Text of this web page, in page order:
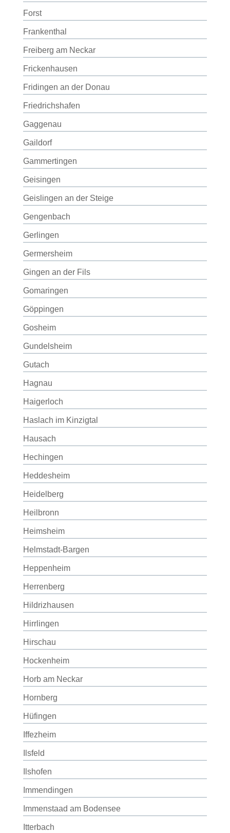
Forst
Frankenthal
Freiberg am Neckar
Frickenhausen
Fridingen an der Donau
Friedrichshafen
Gaggenau
Gaildorf
Gammertingen
Geisingen
Geislingen an der Steige
Gengenbach
Gerlingen
Germersheim
Gingen an der Fils
Gomaringen
Göppingen
Gosheim
Gundelsheim
Gutach
Hagnau
Haigerloch
Haslach im Kinzigtal
Hausach
Hechingen
Heddesheim
Heidelberg
Heilbronn
Heimsheim
Helmstadt-Bargen
Heppenheim
Herrenberg
Hildrizhausen
Hirrlingen
Hirschau
Hockenheim
Horb am Neckar
Hornberg
Hüfingen
Iffezheim
Ilsfeld
Ilshofen
Immendingen
Immenstaad am Bodensee
Itterbach